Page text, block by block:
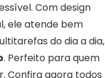
Com design
ele atende bem
do dia a dia,
. Perfeito para quem
Confira agora todos